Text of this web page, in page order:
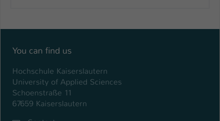
You can find us
Hochschule Kaiserslautern
University of Applied Sciences
Schoenstraße 11
67659 Kaiserslautern